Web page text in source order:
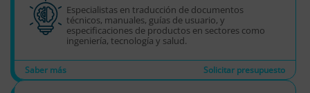
Especialistas en traducción de documentos
técnicos, manuales, guías de usuario, y
especificaciones de productos en sectores como
ingeniería, tecnología y salud.
Saber más Solicitar presupuesto